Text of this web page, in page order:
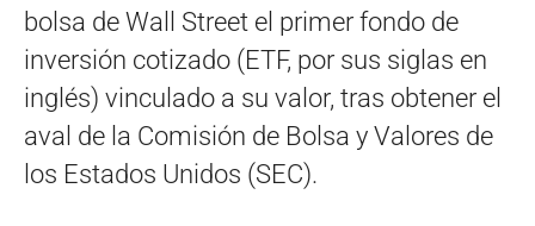
bolsa de Wall Street el primer fondo de
inversión cotizado (ETF, por sus siglas en
inglés) vinculado a su valor, tras obtener el
aval de la Comisión de Bolsa y Valores de
los Estados Unidos (SEC).